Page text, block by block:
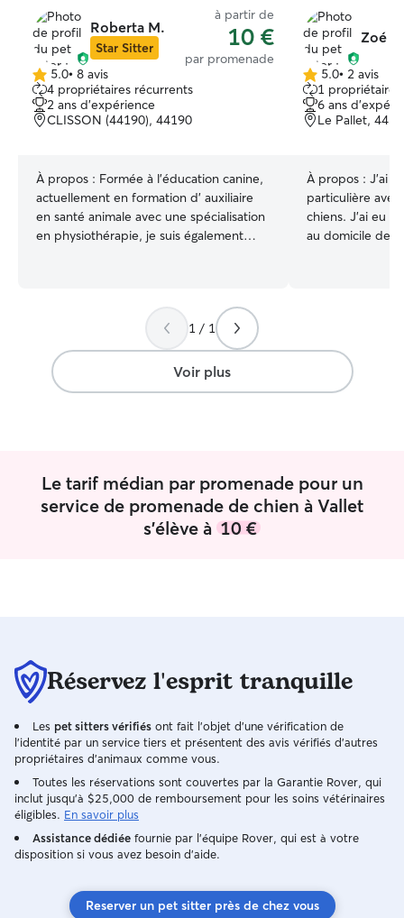
Roberta M.
Star Sitter
à partir de
10 €
par promenade
5.0 étoile(s)
sur
5
5.0• 8 avis
4 propriétaires récurrents
2 ans d'expérience
CLISSON (44190), 44190
À propos : Formée à l'éducation canine,
actuellement en formation d' auxiliaire
en santé animale avec une spécialisation
en physiothérapie, je suis également
mardi au samedi inclus à partir de 14H00
et début de soirée J'adapte les sorties
ou balades selon le profil de l'animal, je
passe du temps avec lui pour les câlins
et les moments de jeu, je regarde le
Zoé
5.0 étoile(s)
sur
5
5.0• 2 avis
1 propriétaire
6 ans
Le Pallet,
À propos : J’ai
particulière
chiens. J’ai eu
au domicile des
comprendre le
des chiens et
Je suis à l’aise
services et vous
accompagner
conditions
trop chaud,
soleil).
1 / 1
Voir plus
Le tarif médian par promenade pour un
service de promenade de chien à Vallet
s'élève à 10 €
Réservez l'esprit tranquille
Les pet sitters vérifiés ont fait l'objet d'une vérification de
l'identité par un service tiers et présentent des avis vérifiés d'autres
propriétaires d'animaux comme vous.
Toutes les réservations sont couvertes par la Garantie Rover, qui
inclut jusqu'à $25,000 de remboursement pour les soins vétérinaires
éligibles. En savoir plus
Assistance dédiée fournie par l'équipe Rover, qui est à votre
disposition si vous avez besoin d'aide.
Reserver un pet sitter près de chez vous